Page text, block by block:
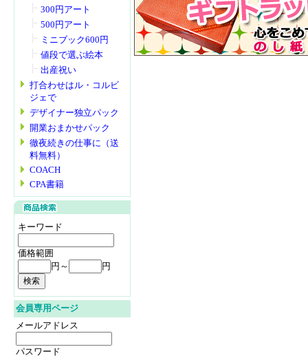
300円アート
500円アート
ミニブック600円
値段で選ぶ絵本
出産祝い
打合わせはル・コルビ
ジェで
デザイナー独立パック
開業おまかせパック
徹夜続きの仕事に（送
料無料）
COACH
CPA書籍
キーワード
価格範囲
円～
円
会員専用ページ
メールアドレス
パスワード